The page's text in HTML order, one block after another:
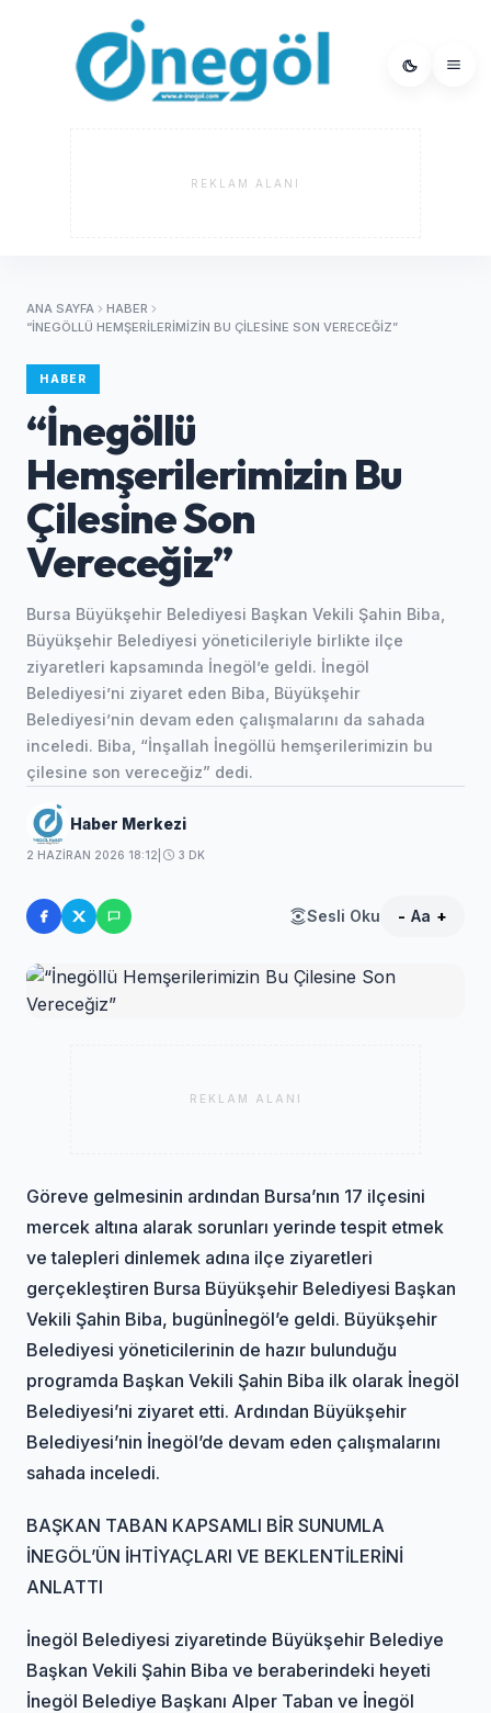
REKLAM ALANI
ANA SAYFA
HABER
“İNEGÖLLÜ HEMŞERILERIMIZIN BU ÇILESINE SON VERECEĞIZ”
HABER
“İnegöllü
Hemşerilerimizin Bu
Çilesine Son
Vereceğiz”
Bursa Büyükşehir Belediyesi Başkan Vekili Şahin Biba,
Büyükşehir Belediyesi yöneticileriyle birlikte ilçe
ziyaretleri kapsamında İnegöl’e geldi. İnegöl
Belediyesi’ni ziyaret eden Biba, Büyükşehir
Belediyesi’nin devam eden çalışmalarını da sahada
inceledi. Biba, “İnşallah İnegöllü hemşerilerimizin bu
çilesine son vereceğiz” dedi.
Haber Merkezi
2 HAZIRAN 2026 18:12 3 DK
Sesli Oku - Aa +
REKLAM ALANI
Göreve gelmesinin ardından Bursa’nın 17 ilçesini
mercek altına alarak sorunları yerinde tespit etmek
ve talepleri dinlemek adına ilçe ziyaretleri
gerçekleştiren Bursa Büyükşehir Belediyesi Başkan
Vekili Şahin Biba, bugünİnegöl’e geldi. Büyükşehir
Belediyesi yöneticilerinin de hazır bulunduğu
programda Başkan Vekili Şahin Biba ilk olarak İnegöl
Belediyesi’ni ziyaret etti. Ardından Büyükşehir
Belediyesi’nin İnegöl’de devam eden çalışmalarını
sahada inceledi.
BAŞKAN TABAN KAPSAMLI BİR SUNUMLA
İNEGÖL’ÜN İHTİYAÇLARI VE BEKLENTİLERİNİ
ANLATTI
İnegöl Belediyesi ziyaretinde Büyükşehir Belediye
Başkan Vekili Şahin Biba ve beraberindeki heyeti
İnegöl Belediye Başkanı Alper Taban ve İnegöl